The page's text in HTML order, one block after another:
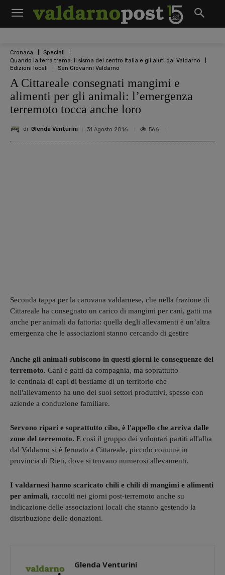
Cronaca
Speciali
Quando la terra trema: il sisma del centro Italia e gli aiuti dal Valdarno
Edizioni locali
San Giovanni Valdarno
A Cittareale consegnati mangimi e
alimenti per gli animali: l’emergenza
terremoto tocca anche loro
di Glenda Venturini 31 Agosto 2016 566
Seconda tappa per la carovana valdarnese, che nella frazione di
Cittareale ha consegnato un carico di mangimi per cani, gatti ma
anche per animali da fattoria: quella degli allevamenti è un’altra
emergenza che le associazioni stanno cercando di gestire
Anche gli animali subiscono in questi giorni le conseguenze del
terremoto. Cani e gatti da compagnia, ma soprattutto
le centinaia di capi di bestiame di un territorio che
nell'allevamento ha uno dei suoi settori produttivi, spesso con
aziende a conduzione familiare.
Servono ripari e soprattutto cibo, è l'appello che arriva dalle
zone del terremoto. E così il gruppo dei volontari partiti all'alba
dal Valdarno si è fermato a Cittareale, piccolo comune in
provincia di Rieti, dove si trovano numerosi allevamenti.
I valdarnesi hanno scaricato chili e chili di mangimi e alimenti
per animali, raccolti nei giorni post-terremoto anche su
indicazione delle associazioni locali che stanno gestendo la
distribuzione delle donazioni.
Glenda Venturini